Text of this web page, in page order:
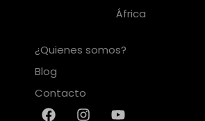
África
¿Quienes somos?
Blog
Contacto